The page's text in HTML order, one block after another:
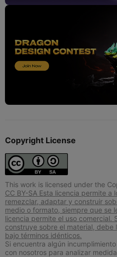
Copyright License
This work is licensed under the
CC BY-SA Esta licencia permite a
remezclar, adaptar y construir
medio o formato, siempre que se
licencia permite el uso comercial.
construye sobre el material,
bajo términos idénticos.
Si encuentra algún
con nosotros para analizar